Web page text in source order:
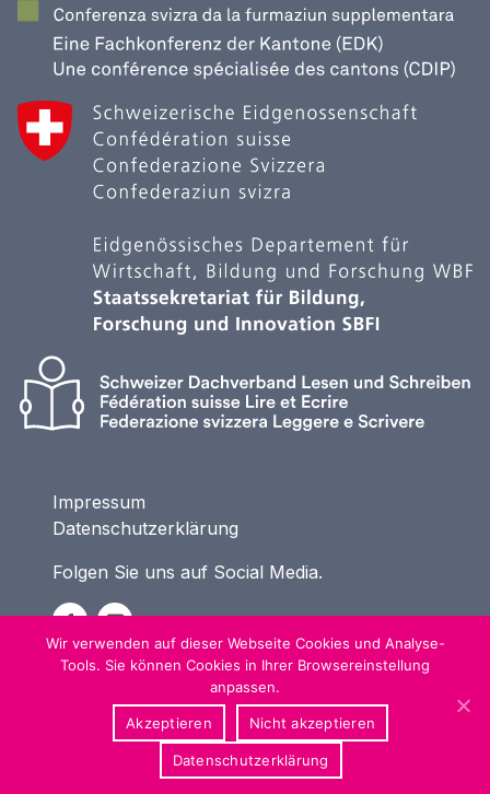
Impressum
Datenschutzerklärung
Folgen Sie uns auf Social Media.
Wir verwenden auf dieser Webseite Cookies und Analyse-
Tools. Sie können Cookies in Ihrer Browsereinstellung
anpassen.
Akzeptieren Nicht akzeptieren
Datenschutzerklärung